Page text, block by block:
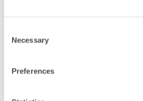
Selection
Necessary
Preferences